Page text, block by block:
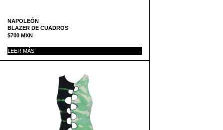
NAPOLEÓN
BLAZER DE CUADROS
$700 MXN
LEER MÁS